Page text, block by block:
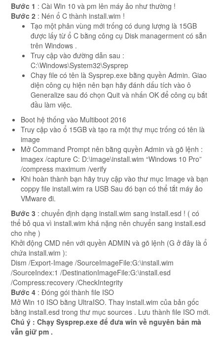
Bước 1 : Cài Win 10 và pm lên máy ảo như thường !
Bước 2 : Nén ổ C thành install.wim !
Tạo một phân vùng mới trống có dung lượng là 15GB
được lấy từ ổ C bằng công cụ Disk managerment có sẵn
trên Windows .
Truy cập vào đường dẫn sau :
C:\Windows\System32\Sysprep
Chạy file có tên là Sysprep.exe bằng quyền Admin. Giao
diện công cụ hiện nên bạn hãy đánh dấu tích vào ô
Generalize sau đó chọn Quit và nhấn OK để công cụ bắt
đầu làm việc.
Boot hệ thống vào Multiboot 2016
Truy cập vào ổ 15GB và tạo ra một thự mục trống có tên là
image
Mở Command Prompt nên bằng quyền Admin và gõ lệnh :
imagex /capture C: D:\image\install.wim “Windows 10 Pro”
/compress maximum /verify
Khi hoàn thành bạn hãy truy cập vào thư mục Image và bạn
coppy file install.wim ra USB Sau đó bạn có thể tắt máy ảo
VMware đi.
Bước 3 : chuyển định dạng install.wim sang install.esd ! ( có
thể bỏ qua vì install.wim khá nặng nên chuyển sang install.esd
cho nhẹ )
Khởi động CMD nên với quyền ADMIN và gõ lệnh (G ở đây là ổ
chứa install.wim ):
Dism /Export-Image /SourceImageFile:G:\install.wim
/SourceIndex:1 /DestinationImageFile:G:\install.esd
/Compress:recovery /CheckIntegrity
Bước 4 : Đóng gói thành file ISO
Mở Win 10 ISO bằng UltraISO. Thay install.wim của bản gốc
bằng install.esd trong thư mục sources . Lưu thành file ISO mới.
Chú ý : Chạy Sysprep.exe để đưa win về nguyên bản mà
vẫn giữ pm .